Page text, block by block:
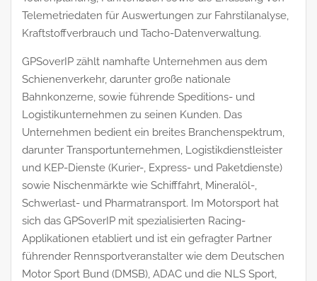
Telemetriedaten für Auswertungen zur Fahrstilanalyse,
Kraftstoffverbrauch und Tacho-Datenverwaltung.
GPSoverIP zählt namhafte Unternehmen aus dem
Schienenverkehr, darunter große nationale
Bahnkonzerne, sowie führende Speditions- und
Logistikunternehmen zu seinen Kunden. Das
Unternehmen bedient ein breites Branchenspektrum,
darunter Transportunternehmen, Logistikdienstleister
und KEP-Dienste (Kurier-, Express- und Paketdienste)
sowie Nischenmärkte wie Schifffahrt, Mineralöl-,
Schwerlast- und Pharmatransport. Im Motorsport hat
sich das GPSoverIP mit spezialisierten Racing-
Applikationen etabliert und ist ein gefragter Partner
führender Rennsportveranstalter wie dem Deutschen
Motor Sport Bund (DMSB), ADAC und die NLS Sport,